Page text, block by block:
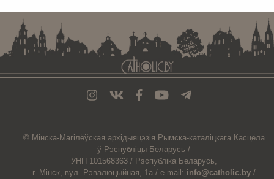
© Мiнска-Магiлёўская архiдыяцэзiя Рымска-каталіцкага Касцёла
ў Рэспубліцы Беларусь /
УНП 101568363 / Рэспубліка Беларусь,
г. Мінск, вул. Рэвалюцыйная, 1а / e-mail: info@catholic.by /